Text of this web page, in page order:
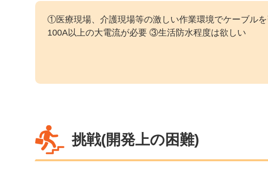
①医療現場、介護現場等の激しい作業環境でケーブル
100A以上の大電流が必要 ③生活防水程度は欲しい
挑戦(開発上の困難)